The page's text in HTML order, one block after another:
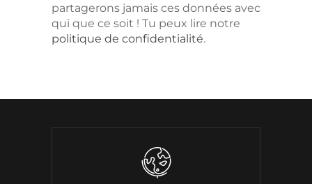
partagerons jamais ces données avec
qui que ce soit ! Tu peux lire notre
politique de confidentialité.